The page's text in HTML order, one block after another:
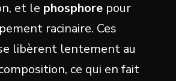
et le phosphore pour
racinaire. Ces
libèrent lentement au
ce qui en fait